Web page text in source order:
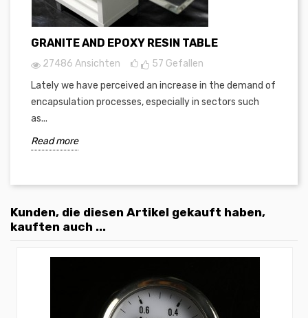
GRANITE AND EPOXY RESIN TABLE
27486 Ansichten 57 Gefallen
Lately we have perceived an increase in the demand of
encapsulation processes, especially in sectors such
as...
Read more
Kunden, die diesen Artikel gekauft haben,
kauften auch ...